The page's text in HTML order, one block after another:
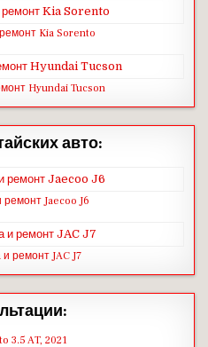
Kia Sorento
Hyundai Tucson
авто:
ремонт Jaecoo J6
ремонт JAC J7
3.5 AT, 2021